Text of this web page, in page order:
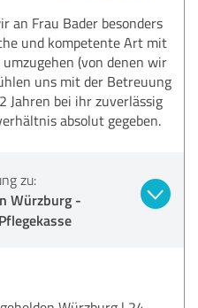
an Frau Bader besonders
und kompetente Art mit
(von denen wir
uns mit der Betreuung
Jahren bei ihr zuverlässig
absolut gegeben.
zu:
Würzburg -